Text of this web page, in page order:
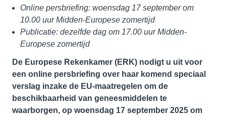
Online persbriefing: woensdag 17 september om
10.00 uur Midden-Europese zomertijd
Publicatie: dezelfde dag om 17.00 uur Midden-
Europese zomertijd
De Europese Rekenkamer (ERK) nodigt u uit voor
een online persbriefing over haar komend speciaal
verslag inzake de EU-maatregelen om de
beschikbaarheid van geneesmiddelen te
waarborgen, op woensdag 17 september 2025 om